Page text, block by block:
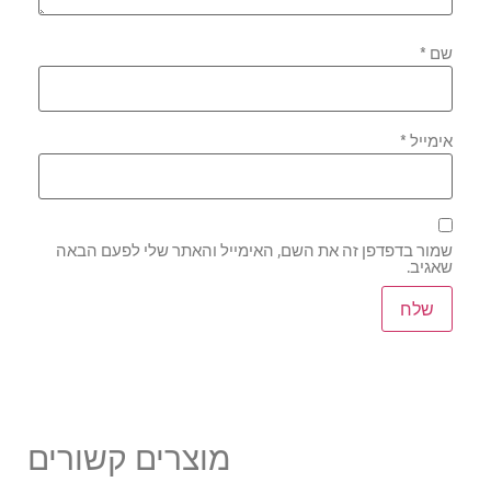
שם*
אימייל*
שמור בדפדפן זה את השם, האימייל והאתר שלי לפעם הבאה
שאגיב.
מוצרים קשורים